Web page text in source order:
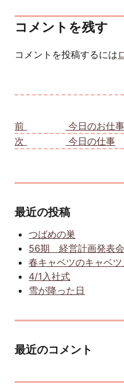
コメントを残す
コメントを投稿するには
前
今日のお仕事
次
今日の仕事
最近の投稿
つばめの巣
56期 経営計画発表会
春キャベツのキャベ
4/1入社式
雪が降った日
最近のコメント